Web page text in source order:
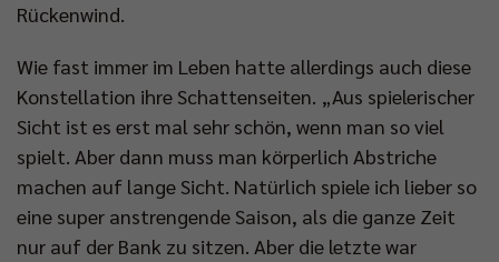
Rückenwind.
Wie fast immer im Leben hatte allerdings auch diese
Konstellation ihre Schattenseiten. „Aus spielerischer
Sicht ist es erst mal sehr schön, wenn man so viel
spielt. Aber dann muss man körperlich Abstriche
machen auf lange Sicht. Natürlich spiele ich lieber so
eine super anstrengende Saison, als die ganze Zeit
nur auf der Bank zu sitzen. Aber die letzte war